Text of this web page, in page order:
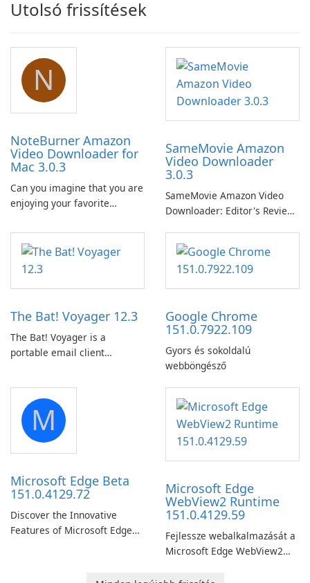
Utolsó frissítések
N
NoteBurner Amazon
Video Downloader for
Mac 3.0.3
Can you imagine that you are
enjoying your favorite
lying on the beach, camping
in the woods or even during
your long commute to work
SameMovie Amazon
Video Downloader
3.0.3
SameMovie Amazon Video
Downloader: Editor's Review
Downloader is a desktop
utility for saving Amazon
Prime Video titles and other
Amazon web-player content
The Bat! Voyager 12.3
The Bat! Voyager is a
portable email client
portable media on any
computer running Microsoft
Windows.
Google Chrome
151.0.7922.109
Gyors és sokoldalú
webböngésző
M
Microsoft Edge Beta
151.0.4129.72
Discover the Innovative
Features of Microsoft Edge
Microsoft Edge
WebView2 Runtime
151.0.4129.59
Fejlessze webalkalmazását a
Microsoft Edge WebView2